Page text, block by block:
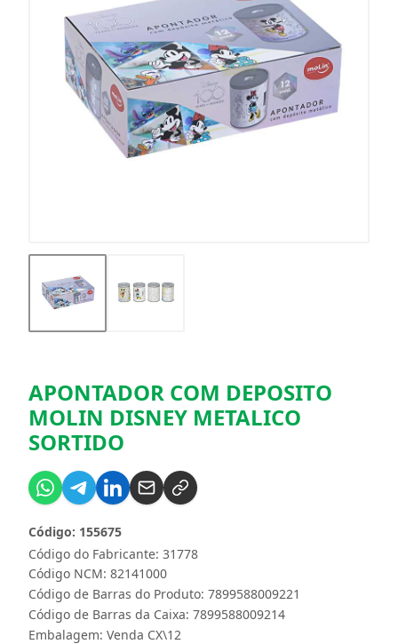
APONTADOR COM DEPOSITO
MOLIN DISNEY METALICO
SORTIDO
Código do Fabricante: 31778
Código: 155675
Código NCM: 82141000
Código de Barras do Produto: 7899588009221
Código de Barras da Caixa: 7899588009214
Embalagem: Venda CX\12